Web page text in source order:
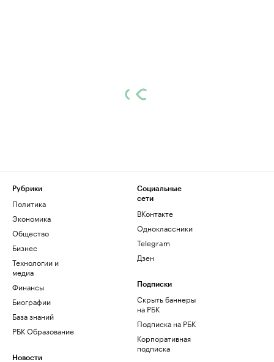
Рубрики
Политика
Экономика
Общество
Бизнес
Технологии и
медиа
Финансы
Биографии
База знаний
РБК Образование
Новости
Социальные
сети
ВКонтакте
Одноклассники
Telegram
Дзен
Подписки
Скрыть баннеры
на РБК
Подписка на РБК
Корпоративная
подписка